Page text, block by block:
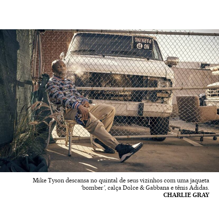
Mike Tyson descansa no quintal de seus vizinhos com uma jaqueta
‘bomber’, calça Dolce & Gabbana e tênis Adidas.
CHARLIE GRAY